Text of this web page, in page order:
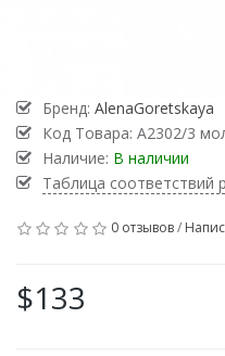
Бренд: AlenaGoretskaya
Код Товара: А2302/3
Наличие: В наличии
Таблица соответствий
0 отзывов/
$133